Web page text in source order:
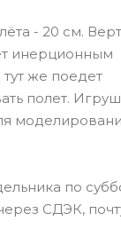
- 20 см.
инерционным
тут же поедет
полет.
по
СДЭК,